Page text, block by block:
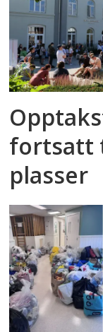
fortsatt
plasser